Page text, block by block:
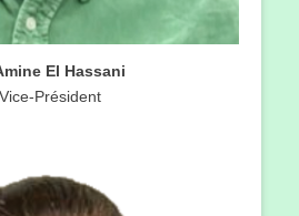
El Hassani
Vice-Président